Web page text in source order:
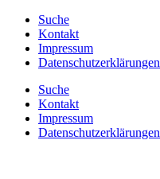
Suche
Kontakt
Impressum
Datenschutzerklärungen
Suche
Kontakt
Impressum
Datenschutzerklärungen